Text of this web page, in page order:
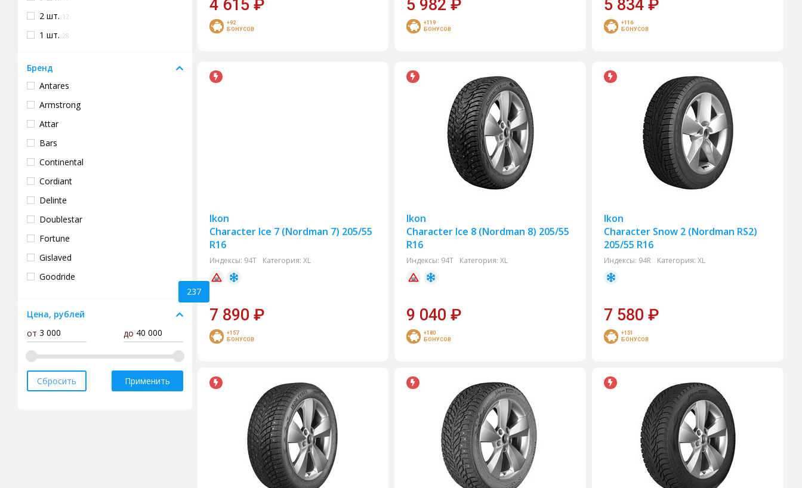
2 шт. 12
1 шт. 28
Бренд
Antares
Armstrong
Attar
Bars
Continental
Cordiant
Delinte
Doublestar
Fortune
Gislaved
Goodride
HiFly
Ikon
Kama
Kumho
Landsail
Цена, рублей
от
до
Применить
Сбросить
237
4 615 ₽
+92
БОНУСОВ
5 982₽
+119
БОНУСОВ
5 834₽
+116
БОНУСОВ
Ikon
Character Ice 7 (Nordman 7) 205/55
R16
Индексы: 94T Категория: XL
7 890 ₽
+157
БОНУСОВ
Ikon
Character Ice 8 (Nordman 8) 205/55
R16
Индексы: 94T Категория: XL
9 040₽
+180
БОНУСОВ
Ikon
Character Snow 2 (Nordman RS2)
205/55 R16
Индексы: 94R Категория: XL
7 580₽
+151
БОНУСОВ